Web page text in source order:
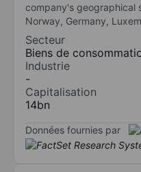
company's geographical
Norway, Germany,
Secteur
Biens de
Industrie
-
Capitalisation
14bn
Données fournies par